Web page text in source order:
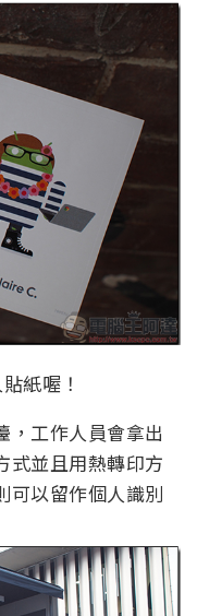
紙喔！
，工作人員會拿出
式並且用熱轉印方
可以留作個人識別